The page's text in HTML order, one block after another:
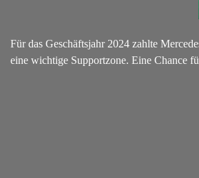
Für das Geschäftsjahr 2024 zahlte
eine wichtige Supportzone. Eine Chance